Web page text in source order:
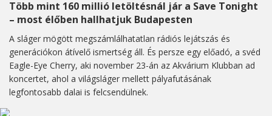
Több mint 160 millió letöltésnál jár a Save Tonight
– most élőben hallhatjuk Budapesten
A sláger mögött megszámlálhatatlan rádiós lejátszás és
generációkon átívelő ismertség áll. És persze egy előadó, a svéd
Eagle-Eye Cherry, aki november 23-án az Akvárium Klubban ad
koncertet, ahol a világsláger mellett pályafutásának
legfontosabb dalai is felcsendülnek.